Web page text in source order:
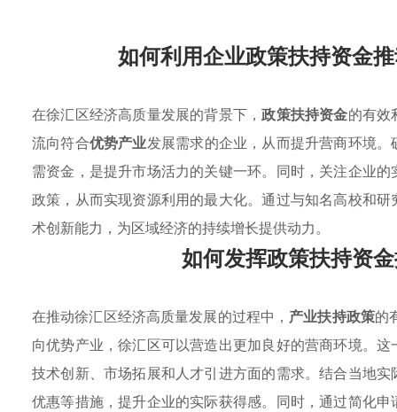
如何利用企业政策扶持资金
在徐汇区经济高质量发展的背景下，政策扶持资金的有效
流向符合优势产业发展需求的企业，从而提升营商环境
需资金，是提升市场活力的关键一环。同时，关注企业
政策，从而实现资源利用的最大化。通过与知名高校和
术创新能力，为区域经济的持续增长提供动力。
如何发挥政策扶持资
在推动徐汇区经济高质量发展的过程中， 产业扶持政策的
向优势产业，徐汇区可以营造出更加良好的营商环境。
技术创新、市场拓展和人才引进方面的需求。结合当地
优惠等措施，提升企业的实际获得感。同时，通过简化